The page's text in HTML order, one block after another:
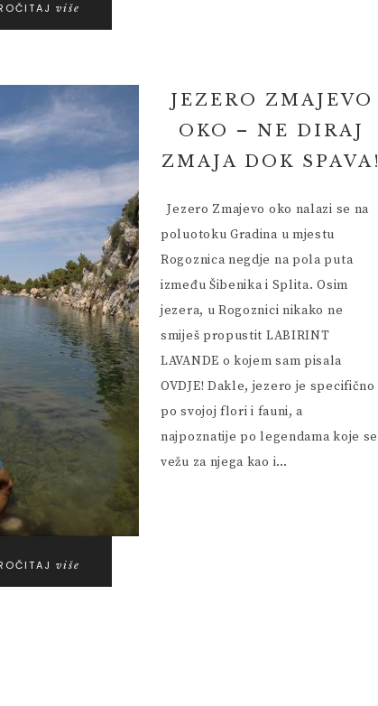
više
JEZERO ZMAJEVO
OKO – NE DIRAJ
ZMAJA DOK SPAVA!
Jezero Zmajevo oko nalazi se na
poluotoku Gradina u mjestu
Rogoznica negdje na pola puta
između Šibenika i Splita. Osim
jezera, u Rogoznici nikako ne
smiješ propustit LABIRINT
LAVANDE o kojem sam pisala
OVDJE! Dakle, jezero je specifično
po svojoj flori i fauni, a
najpoznatije po legendama koje se
vežu za njega kao i…
više